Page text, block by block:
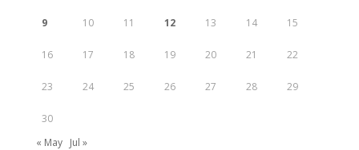
9 10 11 12 13 14 15
16 17 18 19 20 21 22
23 24 25 26 27 28 29
30
« May
Jul »